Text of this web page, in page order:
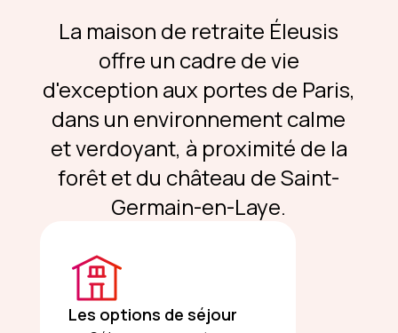
La maison de retraite Éleusis
offre un cadre de vie
d'exception aux portes de Paris,
dans un environnement calme
et verdoyant, à proximité de la
forêt et du château de Saint-
Germain-en-Laye.
Les options de séjour